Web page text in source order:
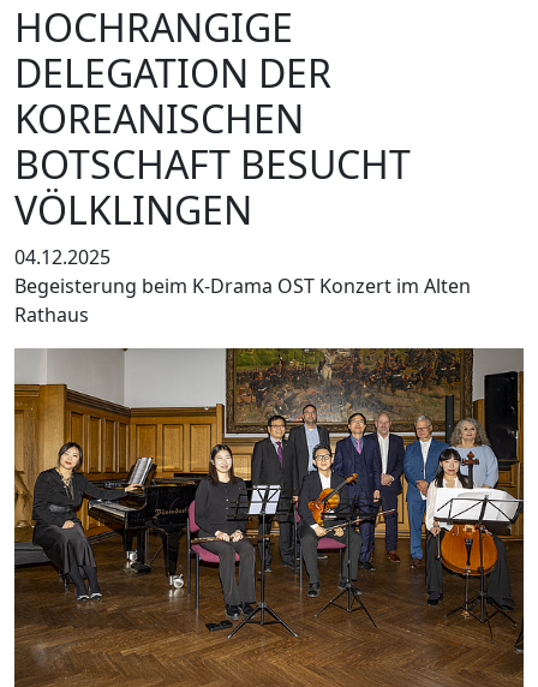
HOCHRANGIGE
DELEGATION DER
KOREANISCHEN
BOTSCHAFT BESUCHT
VÖLKLINGEN
04.12.2025
Begeisterung beim K-Drama OST Konzert im Alten
Rathaus